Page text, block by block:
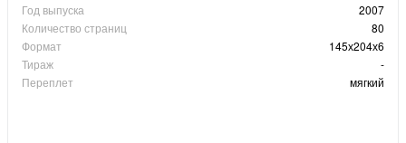
Год выпуска
2007
Количество страниц
80
Формат
145х204х6
Тираж
-
Переплет
мягкий